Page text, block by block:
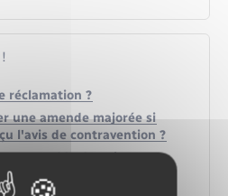
réclamation ?
une amende majorée si
l'avis de contravention ?
mon solde de points ?
un relevé d'information